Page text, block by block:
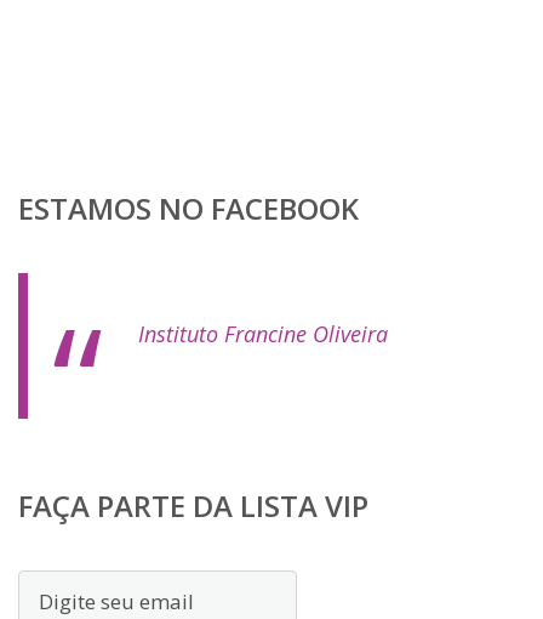
ESTAMOS NO FACEBOOK
Instituto Francine Oliveira
FAÇA PARTE DA LISTA VIP